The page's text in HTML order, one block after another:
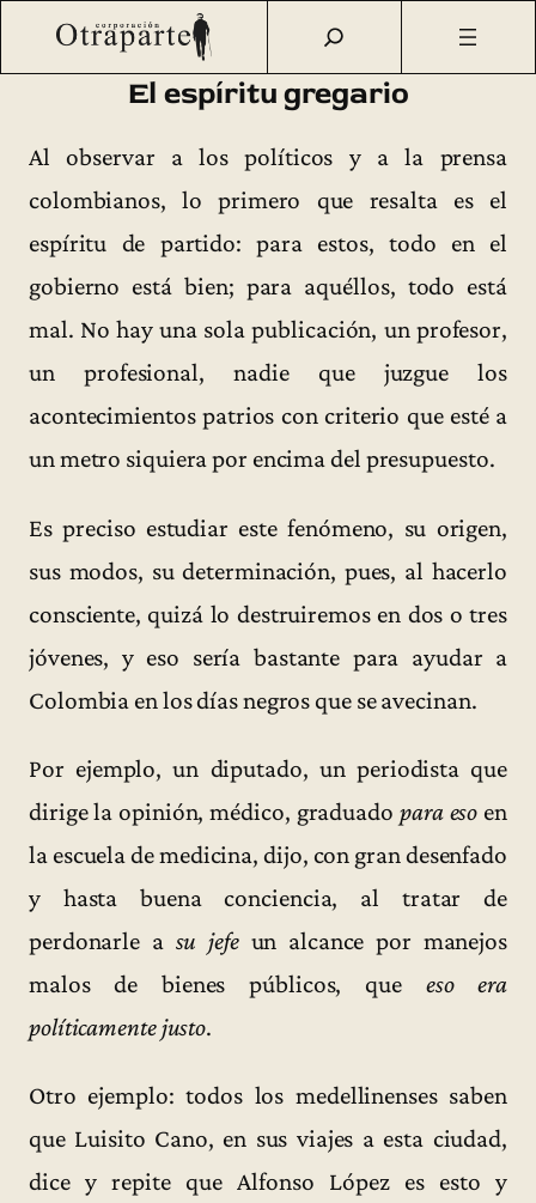
Saltar
Otraparte.org/Fernando González Ideas Textos sueltos/
El espíritu gregario (1936)
El espíritu gregario
Al observar a los políticos y a la prensa
colombianos, lo primero que resalta es el
espíritu de partido: para estos, todo en el
gobierno está bien; para aquéllos, todo está
mal. No hay una sola publicación, un profesor,
un profesional, nadie que juzgue los
acontecimientos patrios con criterio que esté a
un metro siquiera por encima del presupuesto.
Es preciso estudiar este fenómeno, su origen,
sus modos, su determinación, pues, al hacerlo
consciente, quizá lo destruiremos en dos o tres
jóvenes, y eso sería bastante para ayudar a
Colombia en los días negros que se avecinan.
Por ejemplo, un diputado, un periodista que
dirige la opinión, médico, graduado para eso en
la escuela de medicina, dijo, con gran desenfado
y hasta buena conciencia, al tratar de
perdonarle a su jefeun alcance por manejos
malos de bienes públicos, que eso era
políticamente justo.
Otro ejemplo: todos los medellinenses saben
que Luisito Cano, en sus viajes a esta ciudad,
dice y repite que Alfonso López es esto y